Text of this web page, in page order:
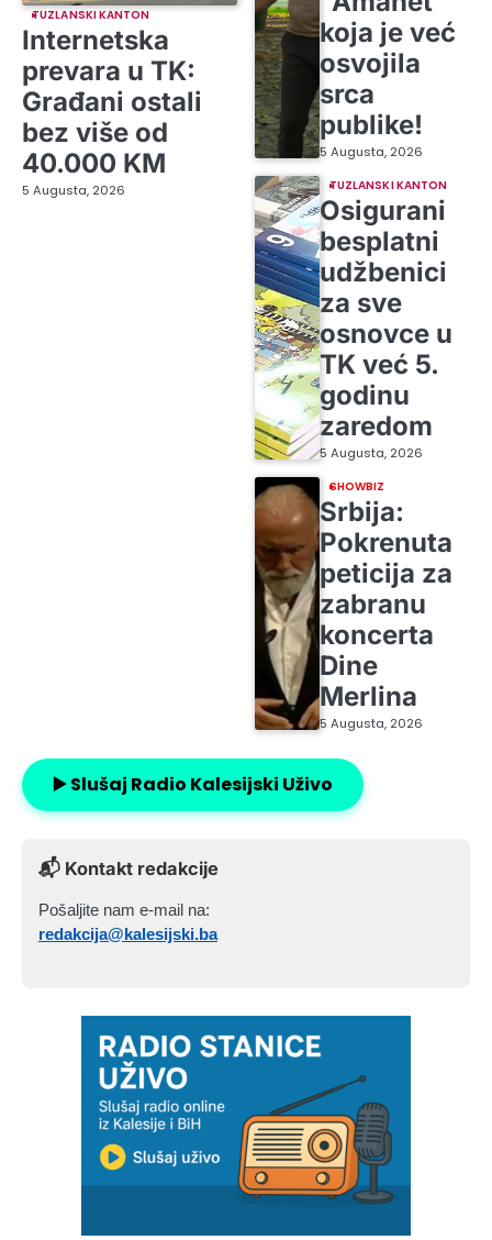
TUZLANSKI KANTON
Internetska
prevara u TK:
Građani ostali
bez više od
40.000 KM
5 Augusta, 2026
koja je već
osvojila
srca
publike!
5 Augusta, 2026
TUZLANSKI KANTON
Osigurani
besplatni
udžbenici
za sve
osnovce u
TK već 5.
godinu
zaredom
5 Augusta, 2026
SHOWBIZ
Srbija:
Pokrenuta
peticija za
zabranu
koncerta
Dine
Merlina
5 Augusta, 2026
▶️ Slušaj Radio Kalesijski Uživo
📬 Kontakt redakcije
Pošaljite nam e-mail na:
redakcija@kalesijski.ba